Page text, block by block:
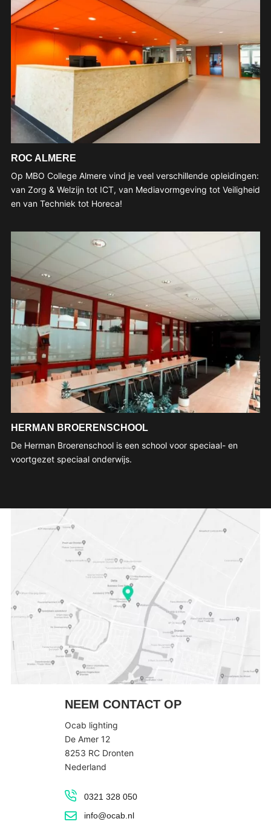
ROC ALMERE
Op MBO College Almere vind je veel verschillende opleidingen:
van Zorg & Welzijn tot ICT, van Mediavormgeving tot Veiligheid
en van Techniek tot Horeca!
HERMAN BROERENSCHOOL
De Herman Broerenschool is een school voor speciaal- en
voortgezet speciaal onderwijs.
NEEM CONTACT OP
Ocab lighting
De Amer 12
8253 RC Dronten
Nederland
0321 328 050
info@ocab.nl